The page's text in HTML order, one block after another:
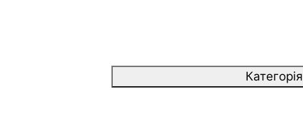
Категорія